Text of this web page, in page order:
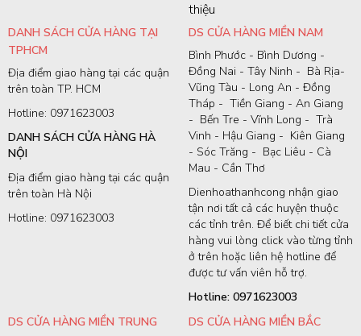
thiệu
DANH SÁCH CỬA HÀNG TẠI
TPHCM
Địa điểm giao hàng tại các quận
trên toàn TP. HCM
Hotline: 0971623003
DANH SÁCH CỬA HÀNG HÀ
NỘI
Địa điểm giao hàng tại các quận
trên toàn Hà Nội
Hotline: 0971623003
DS CỬA HÀNG MIỀN NAM
Bình Phước - Bình Dương -
Đồng Nai - Tây Ninh - Bà Rịa-
Vũng Tàu - Long An - Đồng
Tháp - Tiền Giang - An Giang
- Bến Tre - Vĩnh Long - Trà
Vinh - Hậu Giang - Kiên Giang
- Sóc Trăng - Bạc Liêu - Cà
Mau - Cần Thơ
Dienhoathanhcong nhận giao
tận nơi tất cả các huyện thuộc
các tỉnh trên. Để biết chi tiết cửa
hàng vui lòng click vào từng tỉnh
ở trên hoặc liên hệ hotline để
được tư vấn viên hỗ trợ.
Hotline: 0971623003
DS CỬA HÀNG MIỀN TRUNG
DS CỬA HÀNG MIỀN BẮC